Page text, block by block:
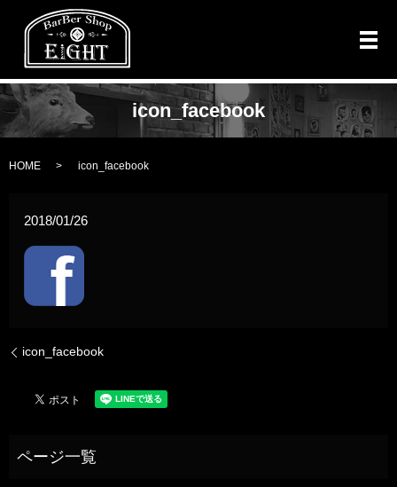
メ
icon_facebook
HOME icon_facebook
2018/01/26
icon_facebook